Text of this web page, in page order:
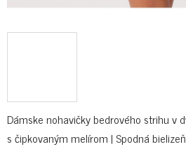
Dámske nohavičky bedrového strihu v
s čipkovaným melírom | Spodná